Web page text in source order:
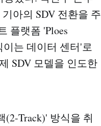
아의 SDV 전환을 주
플랫폼 'Ploes
는 데이터 센터'로
SDV 모델을 인도한
Track)' 방식을 취